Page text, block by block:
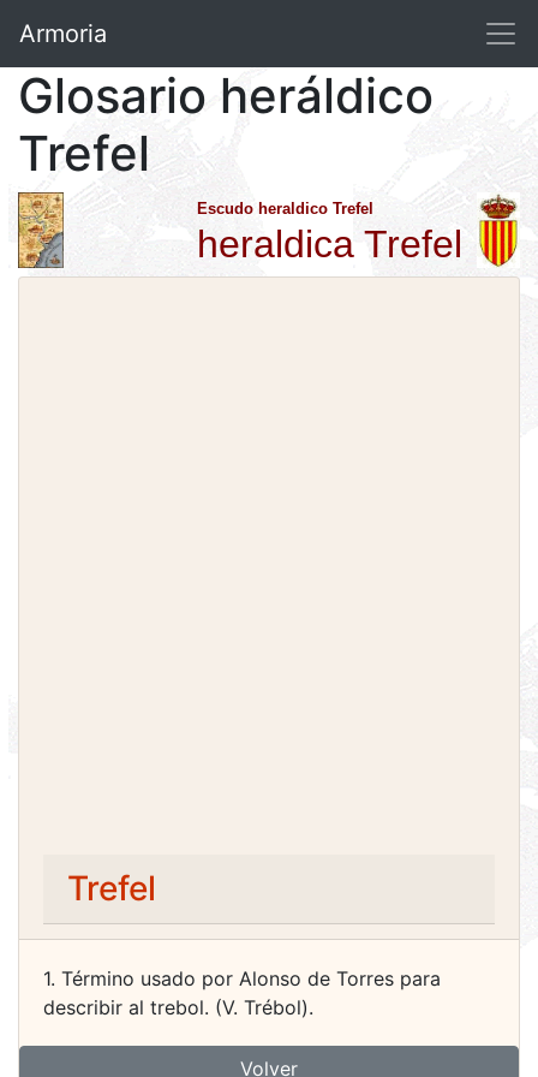
Armoria
Glosario heráldico
Trefel
Escudo heraldico Trefel
heraldica Trefel
Trefel
1. Término usado por Alonso de Torres para
describir al trebol. (V. Trébol).
Volver